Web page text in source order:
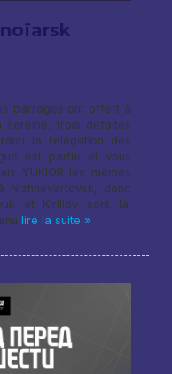
barrages ont offert à
sereine, trois défaites
la relégation des
est partie et vous
YUKIOR les mêmes
donc
et Kirillov sont là.
lire la suite »